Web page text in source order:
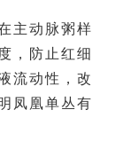
主动脉粥样
，防止红细
流动性，改
凤凰单丛有